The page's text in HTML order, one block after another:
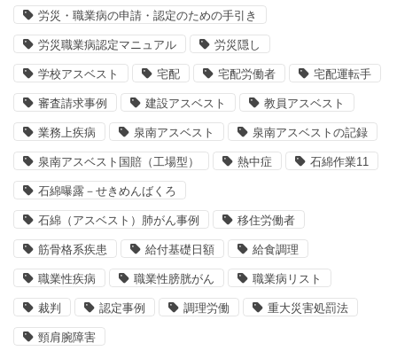
労災・職業病の申請・認定のための手引き
労災職業病認定マニュアル 労災隠し
学校アスベスト 宅配 宅配労働者 宅配運転手
審査請求事例 建設アスベスト 教員アスベスト
業務上疾病 泉南アスベスト 泉南アスベストの記録
泉南アスベスト国賠（工場型） 熱中症 石綿作業11
石綿曝露－せきめんばくろ
石綿（アスベスト）肺がん事例 移住労働者
筋骨格系疾患 給付基礎日額 給食調理
職業性疾病 職業性膀胱がん 職業病リスト
裁判 認定事例 調理労働 重大災害処罰法
頸肩腕障害